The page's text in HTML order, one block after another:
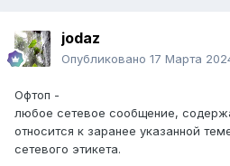
jodaz
Опубликовано 17 Марта
Офтоп -
любое сетевое сообщение,
относится к заранее указанной
сетевого этикета.